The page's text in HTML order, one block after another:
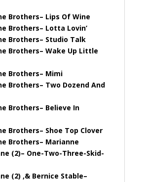
Brothers– Lips Of Wine
Brothers– Lotta Lovin’
Brothers– Studio Talk
Brothers– Wake Up Little
Brothers– Mimi
Brothers– Two Dozend And
Brothers– Believe In
Brothers– Shoe Top Clover
Brothers– Marianne
(2)– One-Two-Three-Skid-
(2) ,& Bernice Stable–